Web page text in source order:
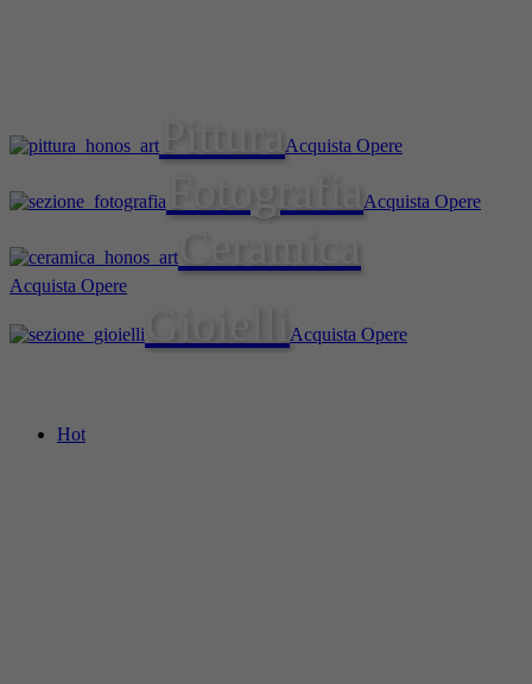
Acquista Opere
Acquista Opere
Acquista Opere
Acquista Opere
Hot